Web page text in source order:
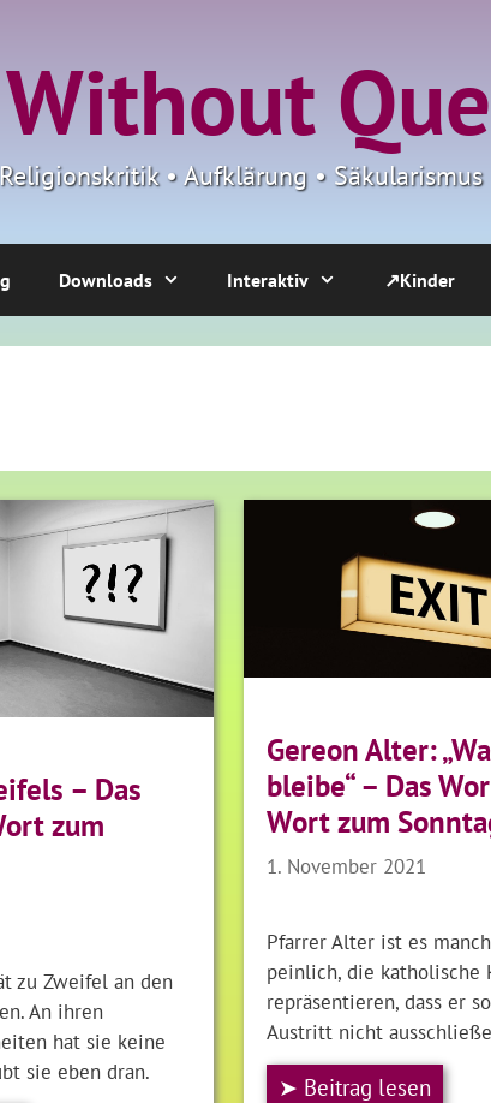
• Aufklärung •
Downloads Interaktiv ↗Kinder
– Das
zum
zu Zweifel an den
An ihren
hat sie keine
sie eben dran.
Gereon Alter:
bleibe“ – Das
Wort zum
1. November 2021
Pfarrer Alter ist es
peinlich, die katholische
repräsentieren, dass er
Austritt nicht
➤ Beitrag lesen